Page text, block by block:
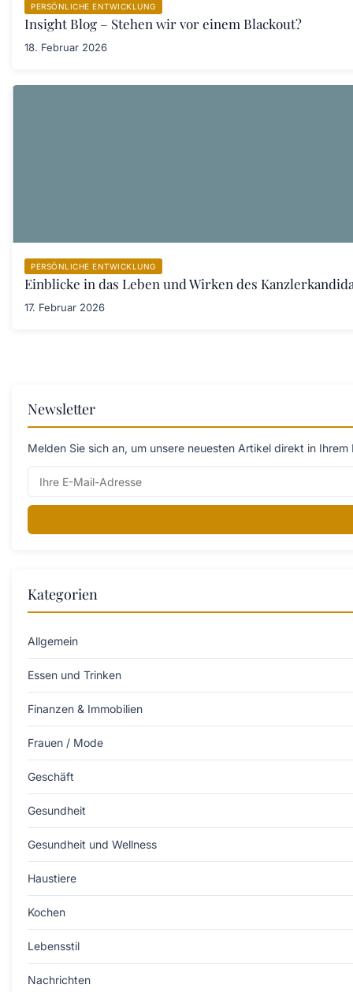
PERSÖNLICHE ENTWICKLUNG
Insight Blog – Stehen wir vor einem Blackout?
18. Februar 2026
PERSÖNLICHE ENTWICKLUNG
Einblicke in das Leben und Wirken des
17. Februar 2026
Newsletter
Melden Sie sich an, um unsere neuesten Artikel direkt in
Kategorien
Allgemein
Essen und Trinken
Finanzen & Immobilien
Frauen / Mode
Geschäft
Gesundheit
Gesundheit und Wellness
Haustiere
Kochen
Lebensstil
Nachrichten